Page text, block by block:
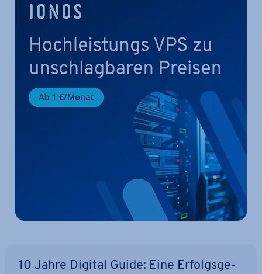
10 Jahre Digital Guide: Eine Er­folgs­ge­